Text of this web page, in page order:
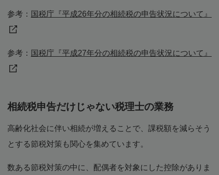
参考： 国税庁『平成26年分の相続税の申告状況について』
参考： 国税庁『平成27年分の相続税の申告状況について』
相続税申告だけじゃない税理士の業務
高齢化社会に伴い相続が増えることで、課税額を減らそう
とする節税対策も関心を集めています。
数ある節税対策の中に、配偶者を対象にした控除がありま